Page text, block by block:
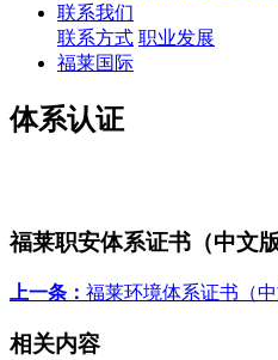
联系我们
联系方式 职业发展
福莱国际
体系认证
福莱职安体系证书（中文版
上一条： 福莱环境体系证书（中
相关内容